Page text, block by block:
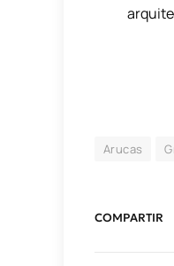
Arucas
COMPARTIR